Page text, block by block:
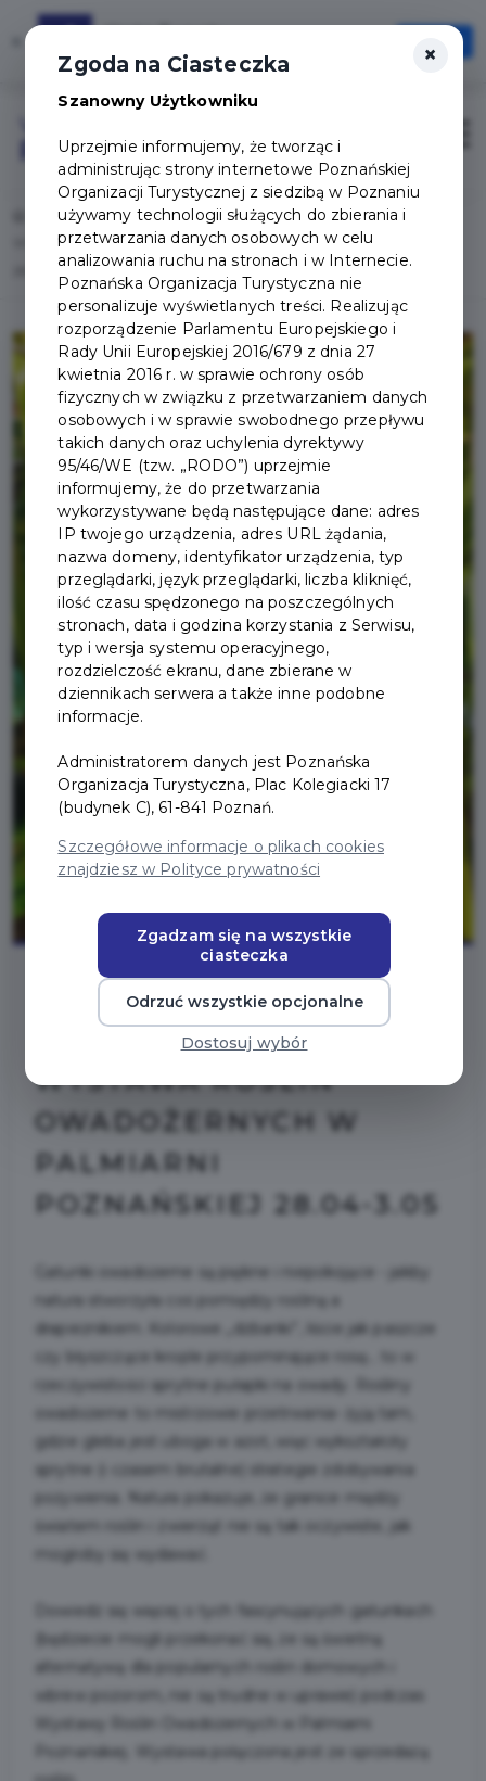
Szybciej, wygodniej, zawsze pod ręką
Otwórz
Login/Rejestracja
Home
Lista aktualności
WYSTAWA ROŚLIN OWADOŻERNYCH W PALMIARNI POZNAŃSKIEJ
2026-04-28
WYSTAWA ROŚLIN
OWADOŻERNYCH W
PALMIARNI
POZNAŃSKIEJ 28.04-3.05
Gatunki owadożerne są piękne i niepokojące - jakby
natura stworzyła coś pomiędzy rośliną a
drapieżnikiem. Kolorowe „dzbanki”, liście jak paszcze
czy błyszczące krople przypominające rosę… to w
rzeczywistości sprytne pułapki na owady. Rośliny
owadożerne to mistrzowie przetrwania- żyją tam,
gdzie gleba jest uboga w azot, więc wykształciły
sprytne (i czasem brutalne) strategie zdobywania
pożywienia. Natura pokazuje, że granice między
światem roślin i zwierząt nie są tak oczywiste, jak
mogłoby się wydawać.
Dowiedz się więcej o tych fascynujących gatunkach
(będziecie mogli przekonać się, że są świetną
alternatywą dla popularnych roślin domowych i
wbrew pozorom, nie są trudne w uprawie) podczas
Wystawy Roślin Owadożernych w Palmiarni
Poznańskiej. Wystawa połączona jest ze sprzedażą
×
Zgoda na Ciasteczka
Szanowny Użytkowniku
Uprzejmie informujemy, że tworząc i
administrując strony internetowe Poznańskiej
Organizacji Turystycznej z siedzibą w Poznaniu
używamy technologii służących do zbierania i
przetwarzania danych osobowych w celu
analizowania ruchu na stronach i w Internecie.
Poznańska Organizacja Turystyczna nie
personalizuje wyświetlanych treści. Realizując
rozporządzenie Parlamentu Europejskiego i
Rady Unii Europejskiej 2016/679 z dnia 27
kwietnia 2016 r. w sprawie ochrony osób
fizycznych w związku z przetwarzaniem danych
osobowych i w sprawie swobodnego przepływu
takich danych oraz uchylenia dyrektywy
95/46/WE (tzw. „RODO”) uprzejmie
informujemy, że do przetwarzania
wykorzystywane będą następujące dane: adres
IP twojego urządzenia, adres URL żądania,
nazwa domeny, identyfikator urządzenia, typ
przeglądarki, język przeglądarki, liczba kliknięć,
ilość czasu spędzonego na poszczególnych
stronach, data i godzina korzystania z Serwisu,
typ i wersja systemu operacyjnego,
rozdzielczość ekranu, dane zbierane w
dziennikach serwera a także inne podobne
informacje.
Administratorem danych jest Poznańska
Organizacja Turystyczna, Plac Kolegiacki 17
(budynek C), 61-841 Poznań.
Szczegółowe informacje o plikach cookies
znajdziesz w Polityce prywatności
Zgadzam się na wszystkie
ciasteczka
Odrzuć wszystkie opcjonalne
Dostosuj wybór